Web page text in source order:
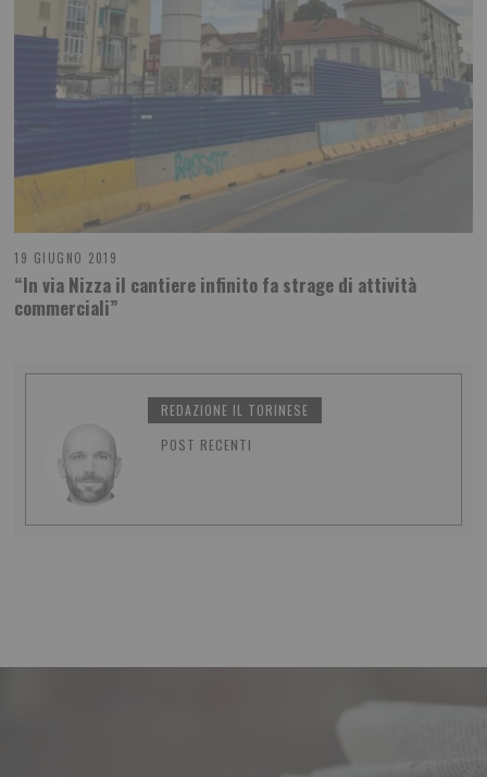
19 GIUGNO 2019
“In via Nizza il cantiere infinito fa strage di attività
commerciali”
REDAZIONE IL TORINESE
POST RECENTI